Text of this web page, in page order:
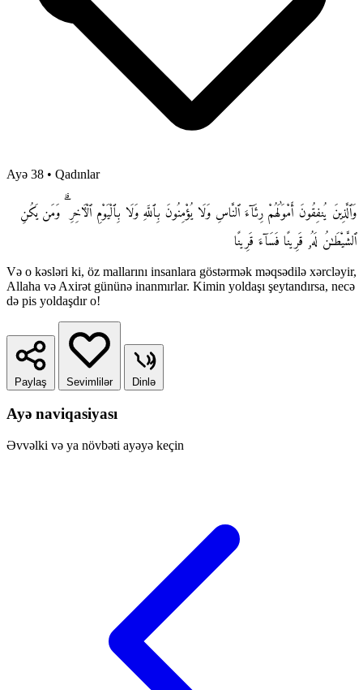
Ayə 38 • Qadınlar
وَٱلَّذِينَ يُنفِقُونَ أَمْوَٰلَهُمْ رِئَآءَ ٱلنَّاسِ وَلَا يُؤْمِنُونَ بِٱللَّهِ وَلَا بِٱلْيَوْمِ ٱلْـَٔاخِرِ ۗ وَمَن يَكُنِ
ٱلشَّيْطَـٰنُ لَهُۥ قَرِينًا فَسَآءَ قَرِينًا
Və o kəsləri ki, öz mallarını insanlara göstərmək məqsədilə xərcləyir,
Allaha və Axirət gününə inanmırlar. Kimin yoldaşı şeytandırsa, necə
də pis yoldaşdır o!
Paylaş Sevimlilər Dinlə
Ayə naviqasiyası
Əvvəlki və ya növbəti ayəyə keçin